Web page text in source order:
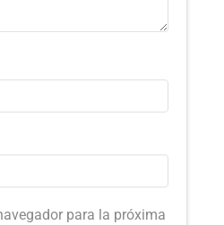
para la próxima